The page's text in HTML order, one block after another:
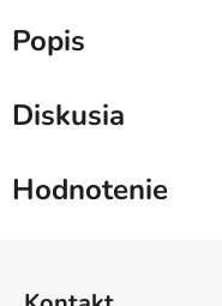
Popis
Diskusia
Hodnotenie